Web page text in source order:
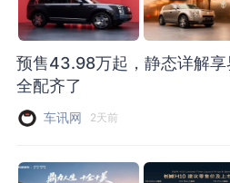
预售43.98万起，静态详解
全配齐了
车讯网 2天前